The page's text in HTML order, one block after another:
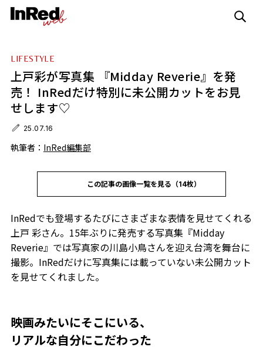
LIFESTYLE
上戸彩が写真集 『Midday Reverie』を発
売！ InRedだけ特別に未公開カットをお見
せします♡
25.07.16
執筆者： InRed編集部
この記事の画像一覧を見る（14枚）
InRedでも登場するたびにさまざまな表情を見せてくれる
上戸 彩さん。15年ぶりに発売する写真集『Midday
Reverie』では写真家の川島小鳥さんを迎え台湾を舞台に
撮影。InRedだけに写真集には載っていない未公開カット
を見せてくれました。
映画みたいにそこにいる、
リアルな自分にこだわった